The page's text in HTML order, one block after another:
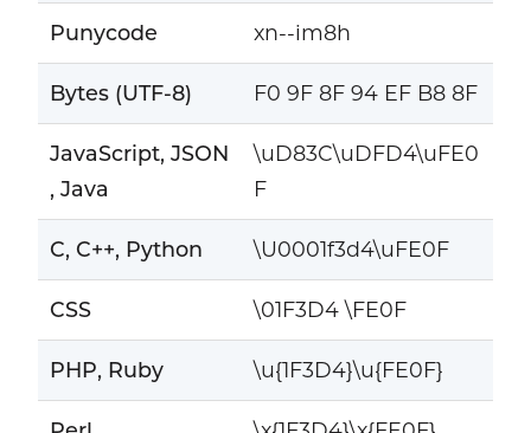
Punycode xn--im8h
Bytes (UTF-8) F0 9F 8F 94 EF B8 8F
JavaScript, JSON
, Java
\uD83C\uDFD4\uFE0
F
C, C++, Python \U0001f3d4\uFE0F
CSS \01F3D4 \FE0F
PHP, Ruby \u{1F3D4}\u{FE0F}